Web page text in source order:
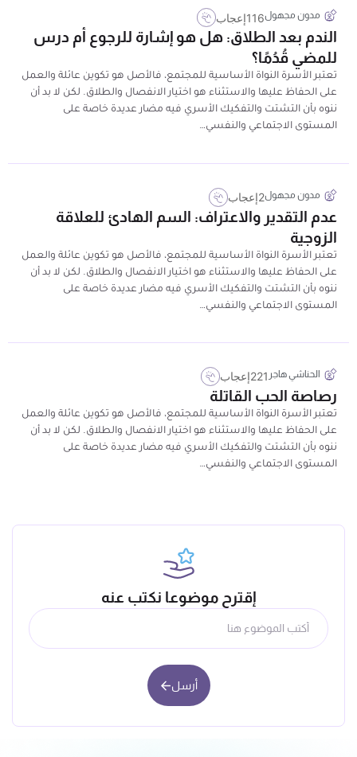
الندم بعد الطلاق: هل هو إشارة للرجوع أم درس
للمضي قُدُمًا؟
تعتبر الأسرة النواة الأساسية للمجتمع، فالأصل هو تكوين عائلة والعمل
على الحفاظ عليها والاستثناء هو اختيار الانفصال والطلاق. لكن لا بد أن
ننوه بأن التشتت والتفكيك الأسري فيه مضار عديدة خاصة على
المستوى الاجتماعي والنفسي…
مدون مجهول إعجاب116
عدم التقدير والاعتراف: السم الهادئ للعلاقة
الزوجية
تعتبر الأسرة النواة الأساسية للمجتمع، فالأصل هو تكوين عائلة والعمل
على الحفاظ عليها والاستثناء هو اختيار الانفصال والطلاق. لكن لا بد أن
ننوه بأن التشتت والتفكيك الأسري فيه مضار عديدة خاصة على
المستوى الاجتماعي والنفسي…
مدون مجهول إعجاب2
رصاصة الحب القاتلة
تعتبر الأسرة النواة الأساسية للمجتمع، فالأصل هو تكوين عائلة والعمل
على الحفاظ عليها والاستثناء هو اختيار الانفصال والطلاق. لكن لا بد أن
ننوه بأن التشتت والتفكيك الأسري فيه مضار عديدة خاصة على
المستوى الاجتماعي والنفسي…
الحناشي هاجر إعجاب221
إقترح موضوعا نكتب عنه
أرسل